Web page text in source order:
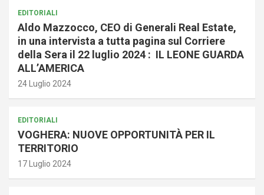
EDITORIALI
Aldo Mazzocco, CEO di Generali Real Estate,
in una intervista a tutta pagina sul Corriere
della Sera il 22 luglio 2024 : IL LEONE GUARDA
ALL’AMERICA
24 Luglio 2024
EDITORIALI
VOGHERA: NUOVE OPPORTUNITÀ PER IL
TERRITORIO
17 Luglio 2024